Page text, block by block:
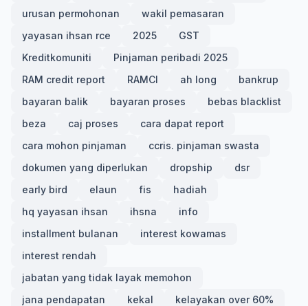
urusan permohonan
wakil pemasaran
yayasan ihsan rce
2025
GST
Kreditkomuniti
Pinjaman peribadi 2025
RAM credit report
RAMCI ah long
bankrup
bayaran balik
bayaran proses
bebas blacklist
beza
caj proses
cara dapat report
cara mohon pinjaman
ccris. pinjaman swasta
dokumen yang diperlukan
dropship
dsr
early bird
elaun fis
hadiah
hq yayasan ihsan
ihsna
info
installment bulanan
interest kowamas
interest rendah
jabatan yang tidak layak memohon
jana pendapatan
kekal
kelayakan over 60%